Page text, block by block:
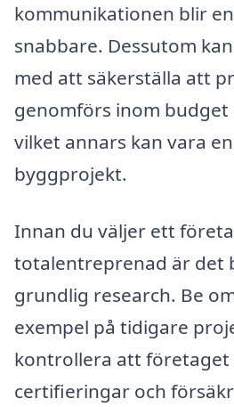
kommunikationen blir
snabbare. Dessutom
med att säkerställa att
genomförs inom budget
vilket annars kan vara
byggprojekt.
Innan du väljer ett
totalentreprenad är det
grundlig research. Be
exempel på tidigare
kontrollera att
certifieringar och